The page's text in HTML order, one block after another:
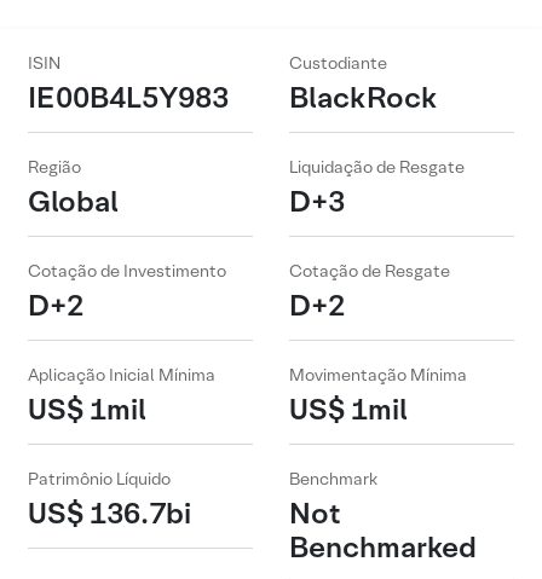
ISIN
IE00B4L5Y983
Custodiante
BlackRock
Região
Global
Liquidação de Resgate
D+3
Cotação de Investimento
D+2
Cotação de Resgate
D+2
Aplicação Inicial Mínima
US$ 1mil
Movimentação Mínima
US$ 1mil
Patrimônio Líquido
US$ 136.7bi
Benchmark
Not
Benchmarked